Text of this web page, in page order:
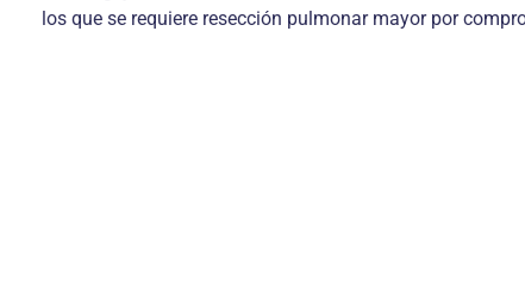
los que se requiere resección pulmonar mayor por